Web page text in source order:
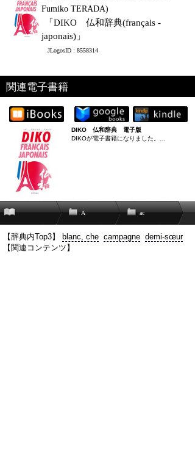
Fumiko TERADA)
「DIKO 仏和辞典(français -
japonais)」
JLogosID : 8558314
関連電子書籍
DIKO 仏和辞典 電子版
DIKOが電子書籍になりました。…
A ac
【辞典内Top3】 blanc, che campagne demi-sœur
【関連コンテンツ】